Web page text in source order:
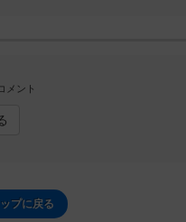
メント
プに戻る